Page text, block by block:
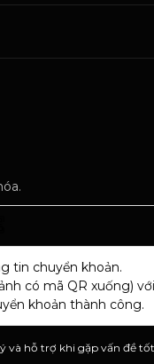
tin chuyển khoản.
có mã QR xuống)
khoản thành công.
và hỗ trợ khi gặp vấn đề